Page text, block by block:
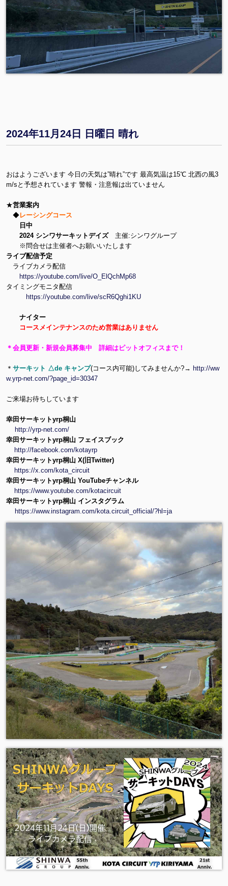
2024年11月24日 日曜日 晴れ
おはようございます 今日の天気は”晴れ”です 最高気温は15℃ 北西の風3
m/sと予想されています 警報・注意報は出ていません
★営業案内
◆レーシングコース
日中
2024 シンワサーキットデイズ 主催:シンワグループ
※問合せは主催者へお願いいたします
ライブ配信予定
ライブカメラ配信
https://youtube.com/live/O_ElQchMp68
タイミングモニタ配信
https://youtube.com/live/scR6Qghi1KU
ナイター
コースメインテナンスのため営業はありません
＊会員更新・新規会員募集中 詳細はピットオフィスまで！
＊ サーキット △de キャンプ(コース内可能)してみませんか?→ http://ww
w.yrp-net.com/?page_id=30347
ご来場お待ちしています
幸田サーキットyrp桐山
http://yrp-net.com/
幸田サーキットyrp桐山 フェイスブック
http://facebook.com/kotayrp
幸田サーキットyrp桐山 X(旧Twitter)
https://x.com/kota_circuit
幸田サーキットyrp桐山 YouTubeチャンネル
https://www.youtube.com/kotacircuit
幸田サーキットyrp桐山 インスタグラム
https://www.instagram.com/kota.circuit_official/?hl=ja